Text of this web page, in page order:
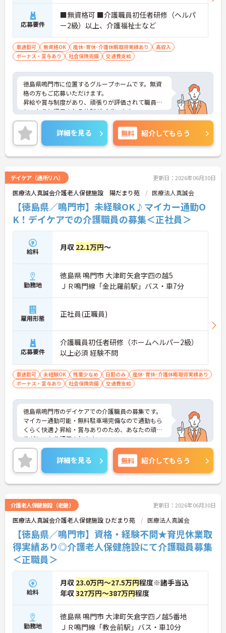
応募要件
■無資格可 ■介護職員初任者研修（ヘルパ
ー2級）以上、介護福祉士など
車通勤可 無資格OK 産休･育休･介護休暇取得実績あり
高収入
ボーナス・賞与あり
社会保険完備 交通費支給
徳島県鳴門市に位置するグループホームです。無資
格の方もご応募いただけます。
昇給や賞与制度があり、頑張りが評価されて職員に
しっかりと還元される体制がございます。
マイカー通勤可能で駐車場も完備されているため通
勤ラクラクです。
ご興味のある方には、面接対策ポイントなど、さら
に詳細をお話しいたしますのでお気軽にご相談くだ
さい！
詳細を見る 無料 紹介してもらう
デイケア（通所リハ） 更新日：2026年06月30日
医療法人真誠会介護老人保健施設 陽だまり苑 医療法人真誠会
【徳島県／鳴門市】未経験OK♪マイカー通勤O
K！デイケアでの介護職員の募集＜正社員＞
給料 月収 22.1万円～
勤務地
徳島県 鳴門市 大津町矢倉字四の越5
ＪＲ鳴門線「金比羅前駅」バス・車7分
雇用形態 正社員(正職員)
応募要件
介護職員初任者研修（ホームヘルパー2級）
以上必須 経験不問
車通勤可 未経験OK 残業少なめ 日勤のみ
産休･育休･介護休暇取得実績あり
ボーナス・賞与あり
社会保険完備 交通費支給
徳島県鳴門市のデイケアでの介護職員の募集です。
マイカー通勤可能・無料駐車場完備なので通勤もら
くらく快適♪昇給・賞与ありのため、あなたの頑張
りがしっかり評価されます。
ご興味のある方は、面接のポイントをお伝えします
のでお気軽にお問い合せください。
詳細を見る 無料 紹介してもらう
介護老人保健施設（老健） 更新日：2026年06月30日
医療法人真誠会介護老人保健施設 ひだまり苑 医療法人真誠会
【徳島県／鳴門市】資格・経験不問★育児休業取
得実績あり◎介護老人保健施設にて介護職員募集
＜正職員＞
給料
月収 23.0万円～27.5万円程度※諸手当込
年収327万円～387万円程度
勤務地
徳島県 鳴門市 大津町矢倉字四ノ越5番地
ＪＲ鳴門線「教会前駅」バス・車10分